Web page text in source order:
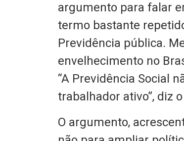
argumento para falar
termo bastante
Previdência pública.
envelhecimento no
“A Previdência Social
trabalhador ativo”, diz
O argumento,